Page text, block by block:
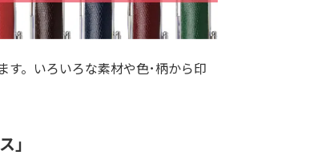
す。いろいろな素材や色･柄から印
」